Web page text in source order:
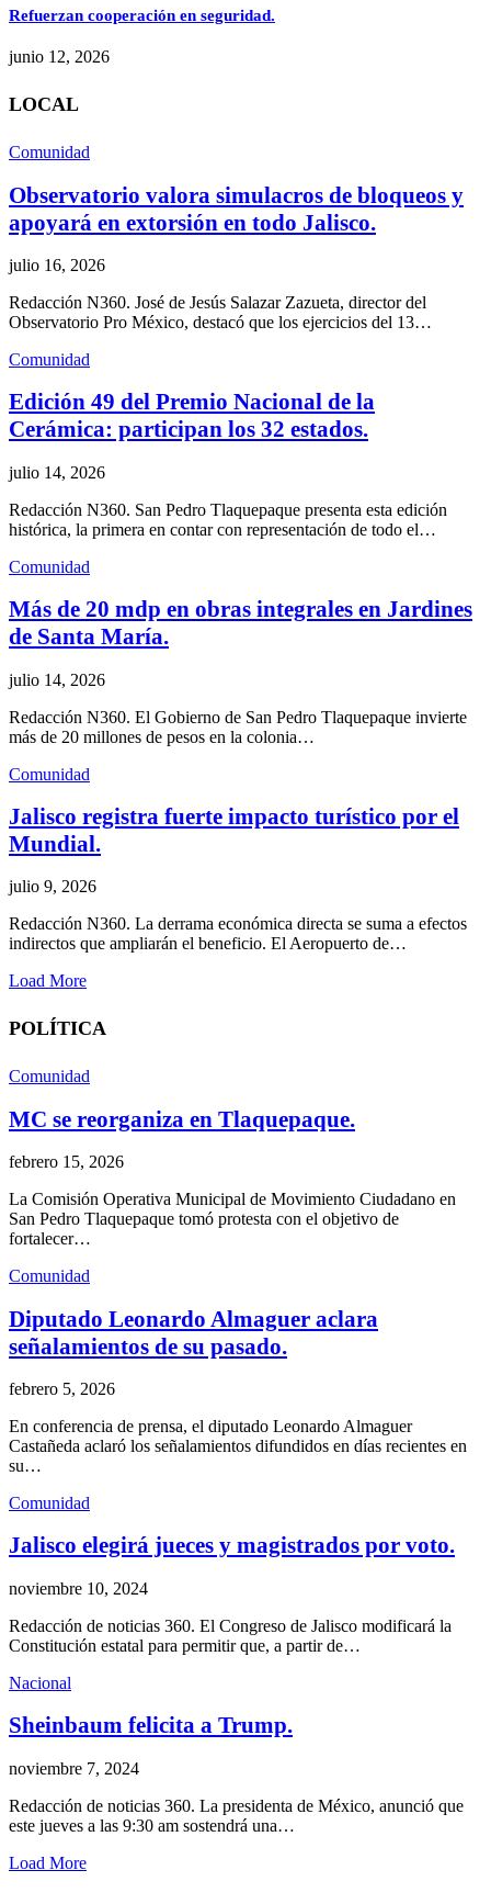
Refuerzan cooperación en seguridad.
junio 12, 2026
LOCAL
Comunidad
Observatorio valora simulacros de bloqueos y
apoyará en extorsión en todo Jalisco.
julio 16, 2026
Redacción N360. José de Jesús Salazar Zazueta, director del
Observatorio Pro México, destacó que los ejercicios del 13…
Comunidad
Edición 49 del Premio Nacional de la
Cerámica: participan los 32 estados.
julio 14, 2026
Redacción N360. San Pedro Tlaquepaque presenta esta edición
histórica, la primera en contar con representación de todo el…
Comunidad
Más de 20 mdp en obras integrales en Jardines
de Santa María.
julio 14, 2026
Redacción N360. El Gobierno de San Pedro Tlaquepaque invierte
más de 20 millones de pesos en la colonia…
Comunidad
Jalisco registra fuerte impacto turístico por el
Mundial.
julio 9, 2026
Redacción N360. La derrama económica directa se suma a efectos
indirectos que ampliarán el beneficio. El Aeropuerto de…
Load More
POLÍTICA
Comunidad
MC se reorganiza en Tlaquepaque.
febrero 15, 2026
La Comisión Operativa Municipal de Movimiento Ciudadano en
San Pedro Tlaquepaque tomó protesta con el objetivo de
fortalecer…
Comunidad
Diputado Leonardo Almaguer aclara
señalamientos de su pasado.
febrero 5, 2026
En conferencia de prensa, el diputado Leonardo Almaguer
Castañeda aclaró los señalamientos difundidos en días recientes en
su…
Comunidad
Jalisco elegirá jueces y magistrados por voto.
noviembre 10, 2024
Redacción de noticias 360. El Congreso de Jalisco modificará la
Constitución estatal para permitir que, a partir de…
Nacional
Sheinbaum felicita a Trump.
noviembre 7, 2024
Redacción de noticias 360. La presidenta de México, anunció que
este jueves a las 9:30 am sostendrá una…
Load More